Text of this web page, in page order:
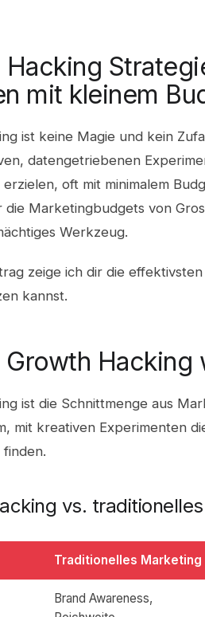
Hacking
mit kleinem
ist keine Magie und kein
datengetriebenen
erzielen, oft mit minimalem
die Marketingbudgets von
Werkzeug.
zeige ich dir die
kannst.
Growth Hacking
ist die Schnittmenge aus
mit kreativen Experimenten
finden.
vs.
Traditionelles Marketing
Brand Awareness,